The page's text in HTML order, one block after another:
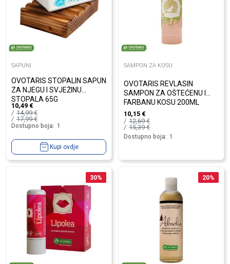
SAPUNI
OVOTARIS STOPALIN SAPUN
ZA NJEGU I SVJEŽINU
STOPALA 65G
10,49 €
14,99€
17,99€
Dostupno boja: 1
Kupi ovdje
SAMPON ZA KOSU
OVOTARIS REVLASIN
SAMPON ZA OŠTEĆENU I
FARBANU KOSU 200ML
10,15 €
12,69€
15,39€
Dostupno boja: 1
30% 20%